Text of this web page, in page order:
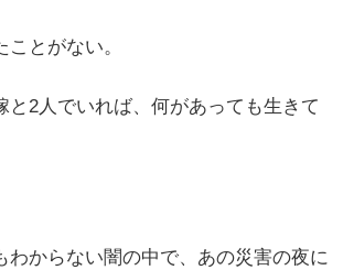
とがない。
と2人でいれば、何があっても生きて
わからない闇の中で、あの災害の夜に